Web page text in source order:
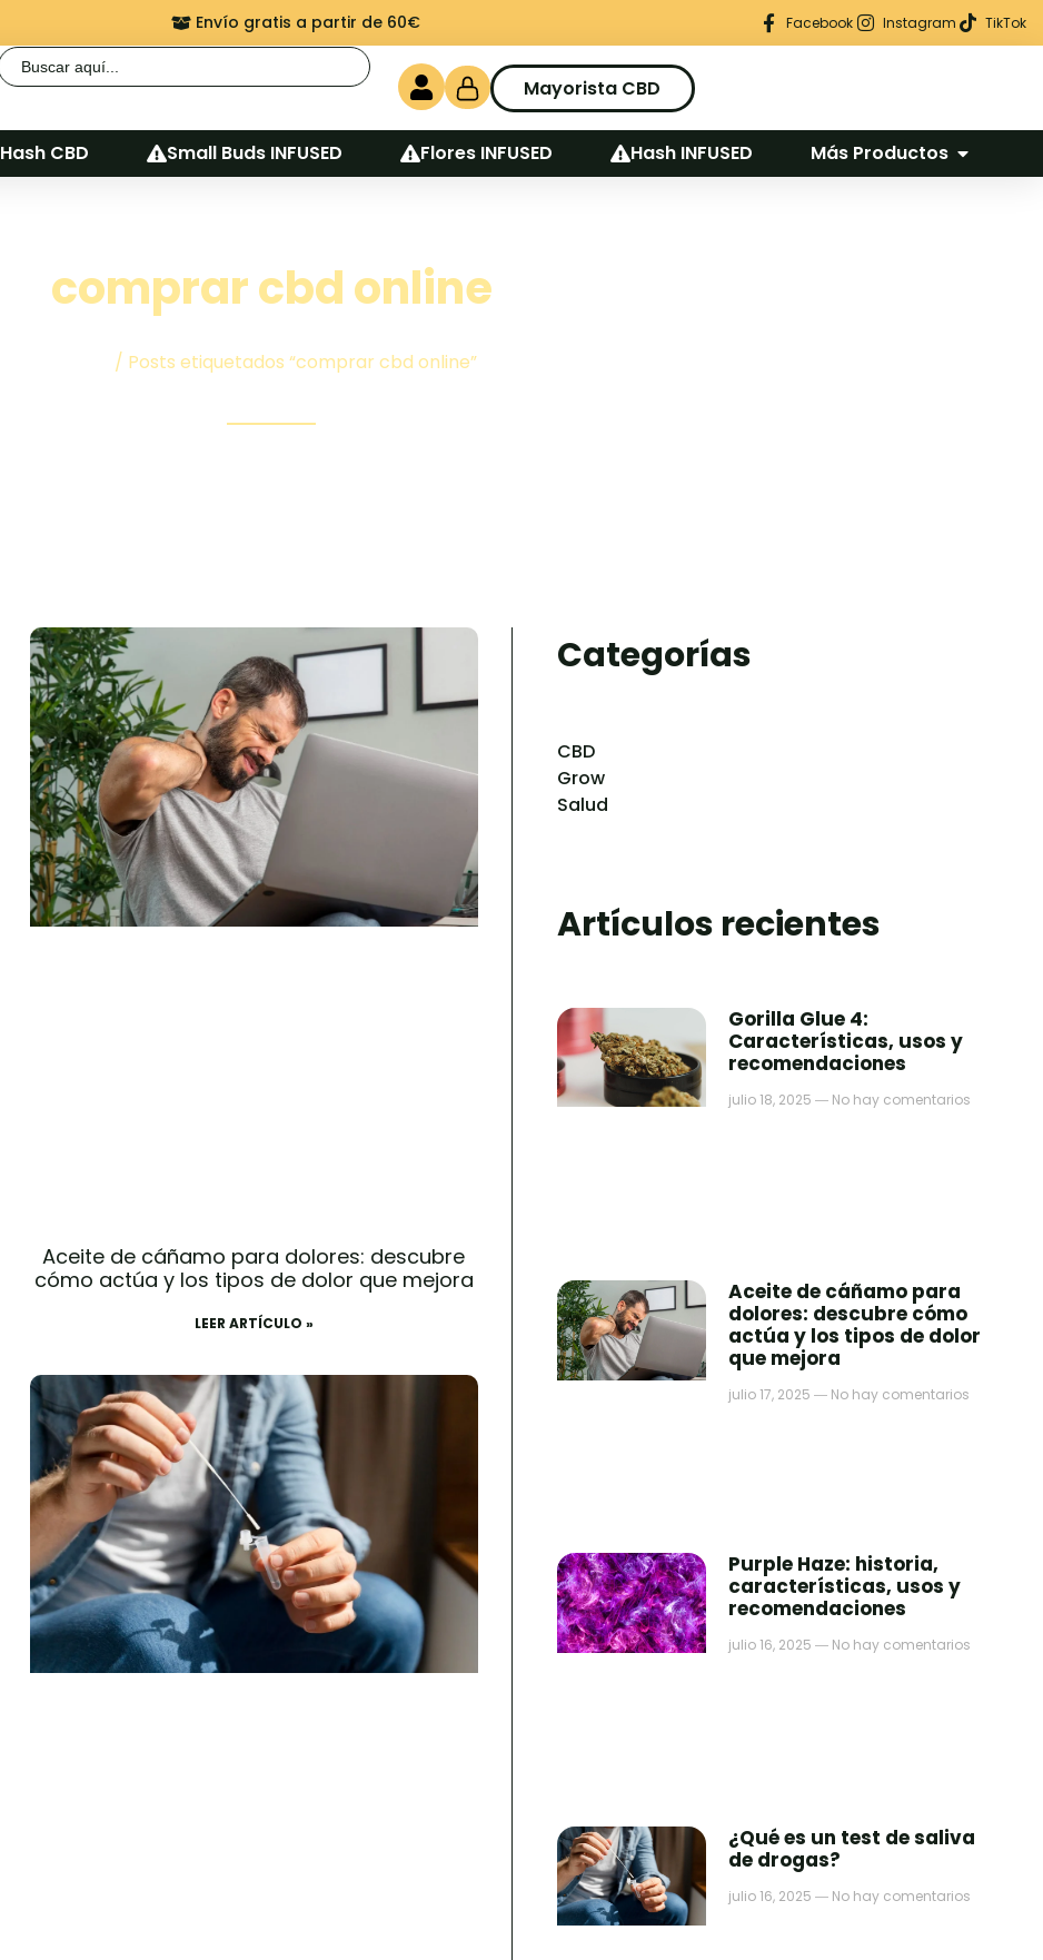
Envío gratis a partir de 60€ Regalo seguro en cada pedidoFacebook Instagram TikTok
Mayorista CBD
Hash CBD Small Buds INFUSED Flores INFUSED Hash INFUSED Más Productos
comprar cbd online
/ Posts etiquetados “comprar cbd online”
Aceite de cáñamo para dolores: descubre
cómo actúa y los tipos de dolor que mejora
LEER ARTÍCULO »
Categorías
CBD
Grow
Salud
Artículos recientes
Gorilla Glue 4:
Características, usos y
recomendaciones
julio 18, 2025 No hay comentarios
Aceite de cáñamo para
dolores: descubre cómo
actúa y los tipos de dolor
que mejora
julio 17, 2025 No hay comentarios
Purple Haze: historia,
características, usos y
recomendaciones
julio 16, 2025 No hay comentarios
¿Qué es un test de saliva
de drogas?
julio 16, 2025 No hay comentarios